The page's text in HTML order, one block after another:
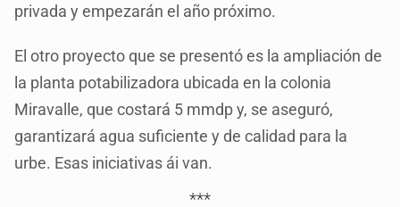
privada y empezarán el año próximo.
El otro proyecto que se presentó es la ampliación de
la planta potabilizadora ubicada en la colonia
Miravalle, que costará 5 mmdp y, se aseguró,
garantizará agua suficiente y de calidad para la
urbe. Esas iniciativas ái van.
***